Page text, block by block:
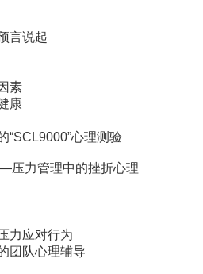
言说起
素
康
“SCL9000”心理测验
压力管理中的挫折心理
力应对行为
团队心理辅导